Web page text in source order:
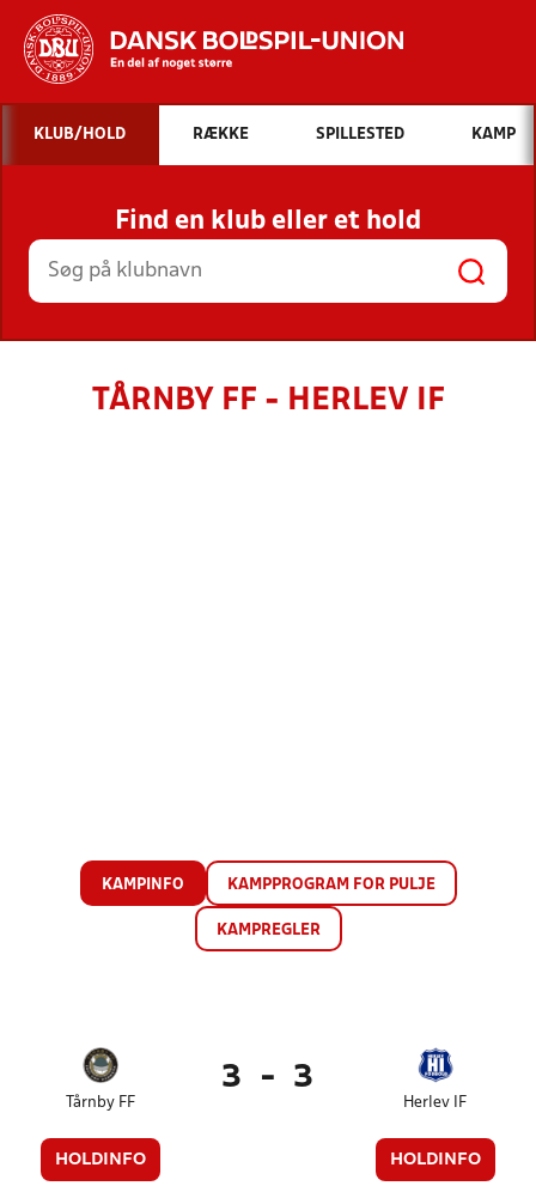
Hvad vil du søge efter?
INDHOLD OG NYHEDER
STILLINGER, RESULTATER, KLUBBER OG
HOLD
KLUB/HOLD RÆKKE SPILLESTED KAMP
Find en klub eller et hold
TÅRNBY FF - HERLEV IF
KAMPINFO KAMPPROGRAM FOR PULJE
KAMPREGLER
Tårnby FF
HOLDINFO
3 - 3
Herlev IF
HOLDINFO